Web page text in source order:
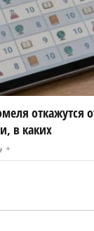
откажутся
в каких
+